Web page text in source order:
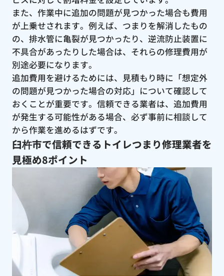
また、作業中に追加の問題が見つかった場合も費用
が上乗せされます。例えば、つまりを解消したもの
の、排水管に亀裂が見つかったり、逆流防止装置に
不具合があったりした場合は、それらの修理費用が
別途必要になります。
追加費用を避けるためには、見積もり時に「想定外
の問題が見つかった場合の対応」について確認して
おくことが重要です。信頼できる業者は、追加費用
が発生する可能性がある場合、必ず事前に相談して
から作業を進めるはずです。
臼杵市で信頼できるトイレつまり修理業者を
見極め8ポイント